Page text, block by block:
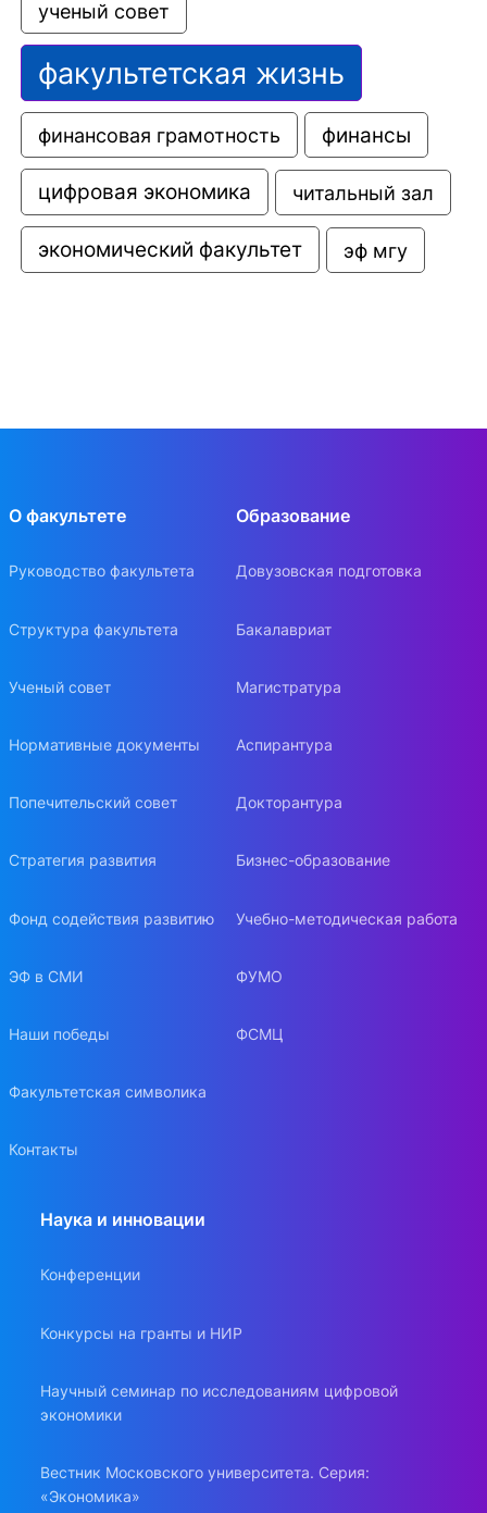
ученый совет
факультетская жизнь
финансовая грамотность финансы
цифровая экономика читальный зал
экономический факультет эф мгу
О факультете
Руководство факультета
Структура факультета
Ученый совет
Нормативные документы
Попечительский совет
Стратегия развития
Фонд содействия развитию
ЭФ в СМИ
Наши победы
Факультетская символика
Контакты
Образование
Довузовская подготовка
Бакалавриат
Магистратура
Аспирантура
Докторантура
Бизнес-образование
Учебно-методическая работа
ФУМО
ФСМЦ
Наука и инновации
Конференции
Конкурсы на гранты и НИР
Научный семинар по исследованиям цифровой
экономики
Вестник Московского университета. Серия:
«Экономика»